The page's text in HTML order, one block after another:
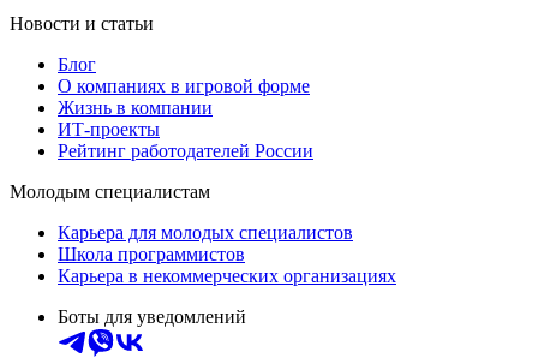
Новости и статьи
Блог
О компаниях в игровой форме
Жизнь в компании
ИТ-проекты
Рейтинг работодателей России
Молодым специалистам
Карьера для молодых специалистов
Школа программистов
Карьера в некоммерческих организациях
Боты для уведомлений